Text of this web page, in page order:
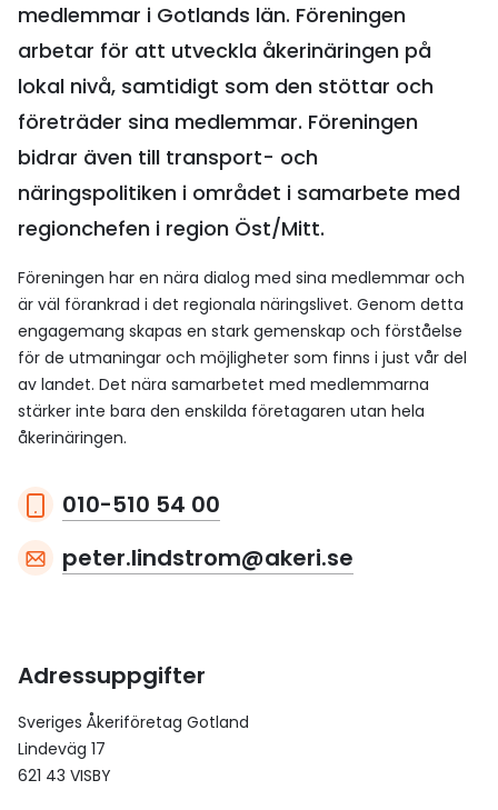
medlemmar i Gotlands län. Föreningen
arbetar för att utveckla åkerinäringen på
lokal nivå, samtidigt som den stöttar och
företräder sina medlemmar. Föreningen
bidrar även till transport- och
näringspolitiken i området i samarbete med
regionchefen i region Öst/Mitt.
Föreningen har en nära dialog med sina medlemmar och
är väl förankrad i det regionala näringslivet. Genom detta
engagemang skapas en stark gemenskap och förståelse
för de utmaningar och möjligheter som finns i just vår del
av landet. Det nära samarbetet med medlemmarna
stärker inte bara den enskilda företagaren utan hela
åkerinäringen.
010-510 54 00
peter.lindstrom@akeri.se
Adressuppgifter
Sveriges Åkeriföretag Gotland
Lindeväg 17
621 43 VISBY